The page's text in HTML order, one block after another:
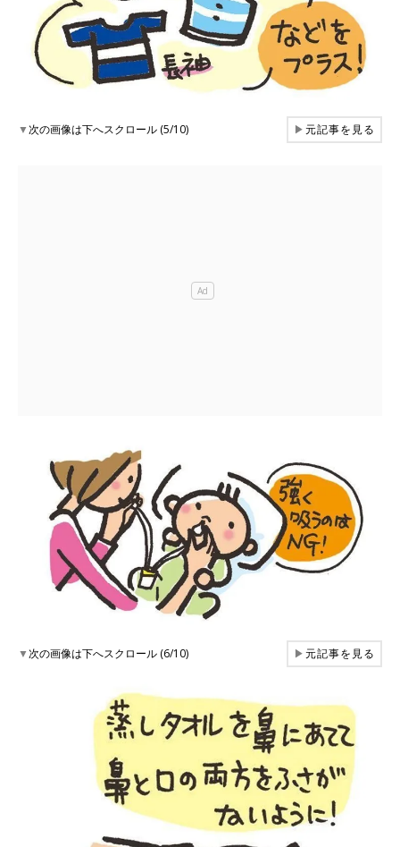
▼次の画像は下へスクロール (5/10) ▶元記事を見る
▼次の画像は下へスクロール (6/10) ▶元記事を見る